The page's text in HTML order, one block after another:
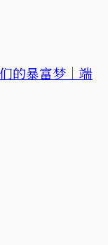
的暴富梦｜端